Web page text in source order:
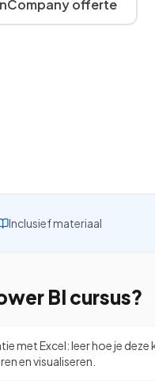
offerte
Inclusief materiaal
BI cursus?
met Excel: leer hoe je
en visualiseren.